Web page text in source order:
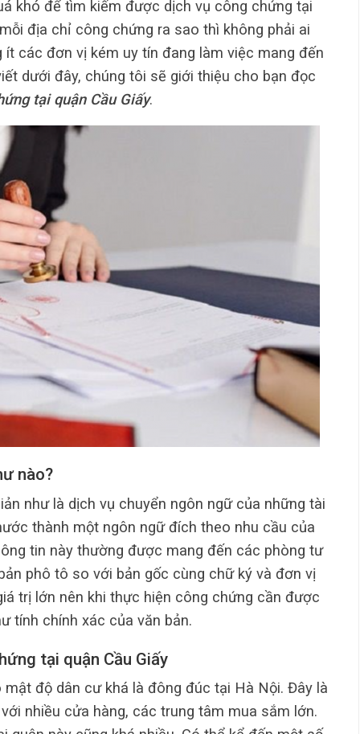
khó để tìm kiếm được dịch vụ công chứng tại
địa chỉ công chứng ra sao thì không phải ai
các đơn vị kém uy tín đang làm việc mang đến
dưới đây, chúng tôi sẽ giới thiệu cho bạn đọc
tại quận Cầu Giấy.
nào?
như là dịch vụ chuyển ngôn ngữ của những tài
thành một ngôn ngữ đích theo nhu cầu của
tin này thường được mang đến các phòng tư
phô tô so với bản gốc cùng chữ ký và đơn vị
trị lớn nên khi thực hiện công chứng cần được
tính chính xác của văn bản.
tại quận Cầu Giấy
độ dân cư khá là đông đúc tại Hà Nội. Đây là
nhiều cửa hàng, các trung tâm mua sắm lớn.